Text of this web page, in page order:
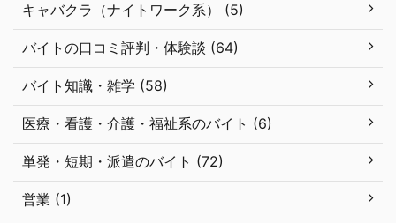
キャバクラ（ナイトワーク系） (5)
バイトの口コミ評判・体験談 (64)
バイト知識・雑学 (58)
医療・看護・介護・福祉系のバイト (6)
単発・短期・派遣のバイト (72)
営業 (1)